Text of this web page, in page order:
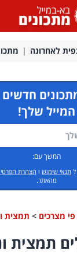
לאחרונה
המייל שלך!
המשך עם:
תנאי שימוש ו הצהרת
מהאתר.
מצרכים > תמצית
תמצית